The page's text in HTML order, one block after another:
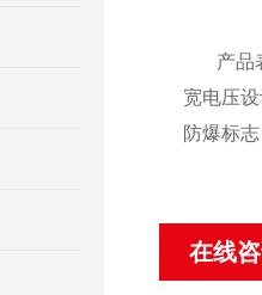
产品表
宽电压
防爆标
在线